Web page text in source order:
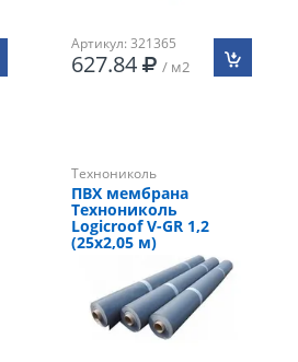
Артикул: 321365
627.84 / м2
Технониколь
ПВХ мембрана
Технониколь
Logicroof V-GR 1,2
(25х2,05 м)